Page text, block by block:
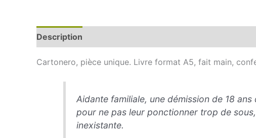
Description
Cartonero, pièce unique. Livre format A5, fait main,
Aidante familiale, une démission de 18
pour ne pas leur ponctionner trop de
inexistante.